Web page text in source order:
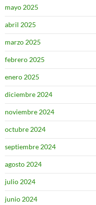
mayo 2025
abril 2025
marzo 2025
febrero 2025
enero 2025
diciembre 2024
noviembre 2024
octubre 2024
septiembre 2024
agosto 2024
julio 2024
junio 2024